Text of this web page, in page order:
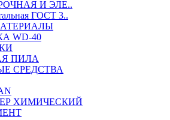
И ЭЛЕ..
ГОСТ 3..
WD-40
ПИЛА
СРЕДСТВА
ХИМИЧЕСКИЙ